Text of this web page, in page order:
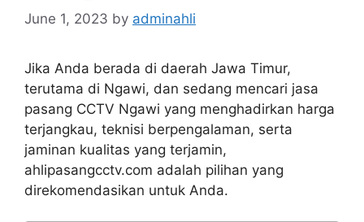
June 1, 2023 by adminahli
Jika Anda berada di daerah Jawa Timur,
terutama di Ngawi, dan sedang mencari jasa
pasang CCTV Ngawi yang menghadirkan harga
terjangkau, teknisi berpengalaman, serta
jaminan kualitas yang terjamin,
ahlipasangcctv.com adalah pilihan yang
direkomendasikan untuk Anda.